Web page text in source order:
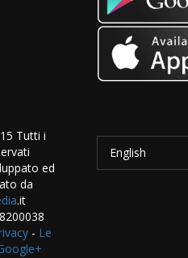
Tutti i
ed
da
.it
- Le
English